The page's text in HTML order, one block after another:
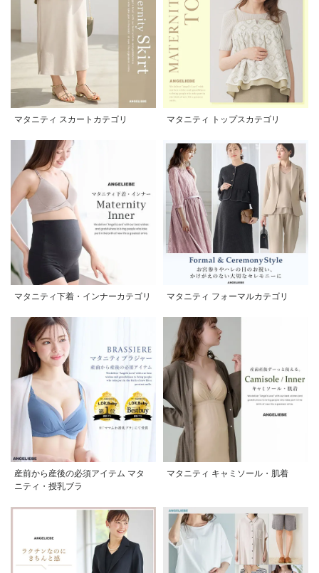
マタニティ スカートカテゴリ マタニティ トップスカテゴリ
マタニティ下着・インナーカテゴリ マタニティ フォーマルカテゴリ
産前から産後の必須アイテム マタ
ニティ・授乳ブラ
マタニティ キャミソール・肌着